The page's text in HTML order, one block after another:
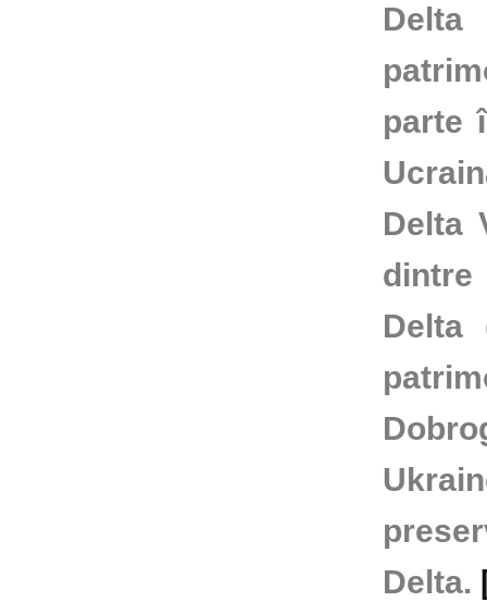
parte
Delta
Delta
Delta.